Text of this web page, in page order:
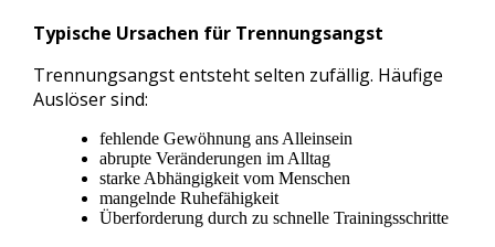
Typische Ursachen für Trennungsangst
Trennungsangst entsteht selten zufällig. Häufige
Auslöser sind:
fehlende Gewöhnung ans Alleinsein
abrupte Veränderungen im Alltag
starke Abhängigkeit vom Menschen
mangelnde Ruhefähigkeit
Überforderung durch zu schnelle Trainingsschritte